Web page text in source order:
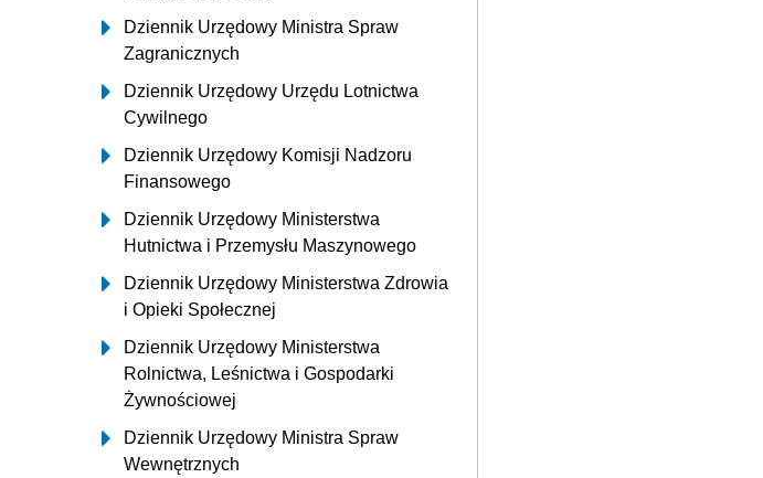
Dziennik Urzędowy Ministra Spraw
Zagranicznych
Dziennik Urzędowy Urzędu Lotnictwa
Cywilnego
Dziennik Urzędowy Komisji Nadzoru
Finansowego
Dziennik Urzędowy Ministerstwa
Hutnictwa i Przemysłu Maszynowego
Dziennik Urzędowy Ministerstwa Zdrowia
i Opieki Społecznej
Dziennik Urzędowy Ministerstwa
Rolnictwa, Leśnictwa i Gospodarki
Żywnościowej
Dziennik Urzędowy Ministra Spraw
Wewnętrznych